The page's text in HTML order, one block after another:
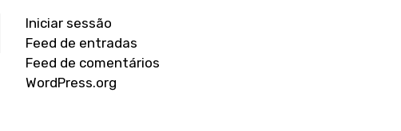
Iniciar sessão
Feed de entradas
Feed de comentários
WordPress.org